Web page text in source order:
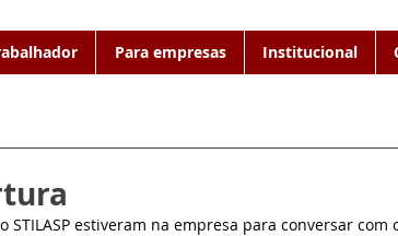
Para empresas Institucional
estiveram na empresa para conversar com